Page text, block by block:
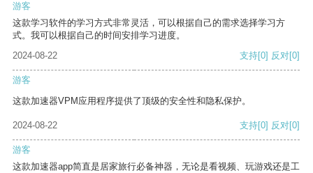
游客
这款学习软件的学习方式非常灵活，可以根据自己的需求选择学习方
式。我可以根据自己的时间安排学习进度。
2024-08-22
支持[0] 反对[0]
游客
这款加速器VPM应用程序提供了顶级的安全性和隐私保护。
2024-08-22 支持[0] 反对[0]
游客
这款加速器app简直是居家旅行必备神器，无论是看视频、玩游戏还是工